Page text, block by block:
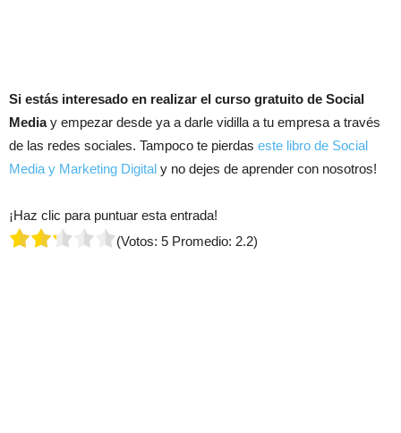
Si estás interesado en realizar el curso gratuito de Social
Mediay empezar desde ya a darle vidilla a tu empresa a través
de las redes sociales. Tampoco te pierdas este libro de Social
Media y Marketing Digital y no dejes de aprender con nosotros!
¡Haz clic para puntuar esta entrada!
(Votos: 5 Promedio: 2.2)